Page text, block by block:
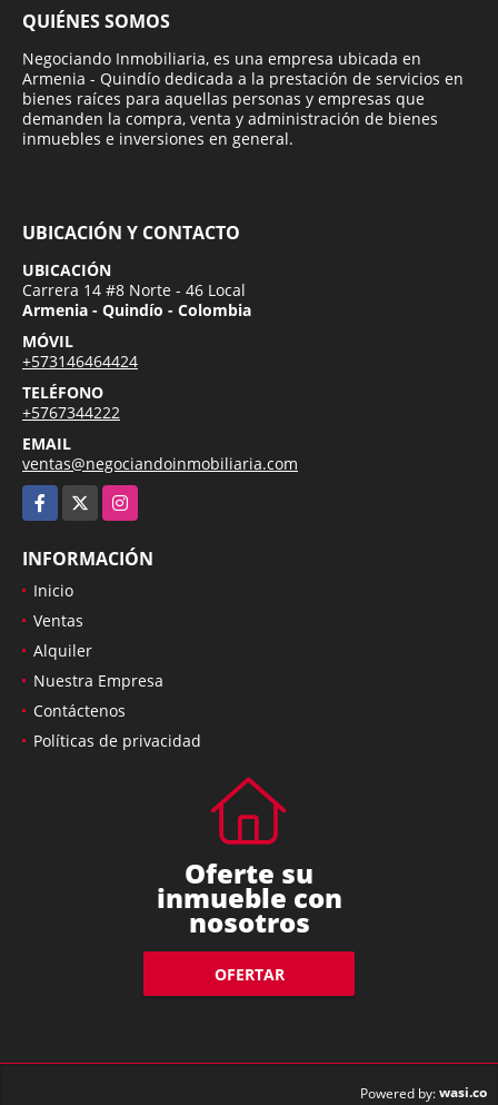
QUIÉNES SOMOS
Negociando Inmobiliaria, es una empresa ubicada en
Armenia - Quindío dedicada a la prestación de servicios en
bienes raíces para aquellas personas y empresas que
demanden la compra, venta y administración de bienes
inmuebles e inversiones en general.
UBICACIÓN Y CONTACTO
UBICACIÓN
Carrera 14 #8 Norte - 46 Local
Armenia - Quindío - Colombia
MÓVIL
+573146464424
TELÉFONO
+5767344222
EMAIL
ventas@negociandoinmobiliaria.com
Facebook
Instagram
INFORMACIÓN
Inicio
Ventas
Alquiler
Nuestra Empresa
Contáctenos
Políticas de privacidad
Oferte su
inmueble con
nosotros
OFERTAR
Powered by:wasi.co